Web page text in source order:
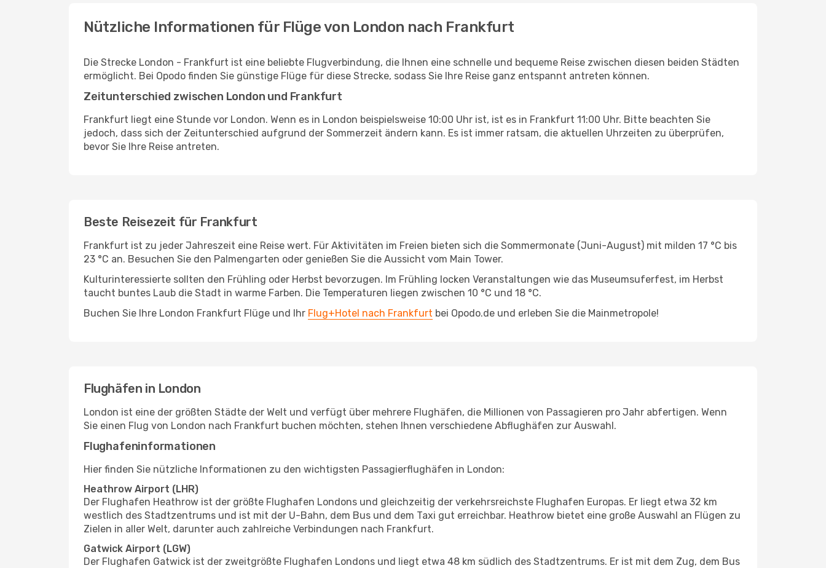
Nützliche Informationen für Flüge von London nach Frankfurt
Die Strecke London - Frankfurt ist eine beliebte Flugverbindung, die Ihnen eine schnelle und bequeme Reise zwischen diesen beiden Städten
ermöglicht. Bei Opodo finden Sie günstige Flüge für diese Strecke, sodass Sie Ihre Reise ganz entspannt antreten können.
Zeitunterschied zwischen London und Frankfurt
Frankfurt liegt eine Stunde vor London. Wenn es in London beispielsweise 10:00 Uhr ist, ist es in Frankfurt 11:00 Uhr. Bitte beachten Sie
jedoch, dass sich der Zeitunterschied aufgrund der Sommerzeit ändern kann. Es ist immer ratsam, die aktuellen Uhrzeiten zu überprüfen,
bevor Sie Ihre Reise antreten.
Beste Reisezeit für Frankfurt
Frankfurt ist zu jeder Jahreszeit eine Reise wert. Für Aktivitäten im Freien bieten sich die Sommermonate (Juni-August) mit milden 17 °C bis
23 °C an. Besuchen Sie den Palmengarten oder genießen Sie die Aussicht vom Main Tower.
Kulturinteressierte sollten den Frühling oder Herbst bevorzugen. Im Frühling locken Veranstaltungen wie das Museumsuferfest, im Herbst
taucht buntes Laub die Stadt in warme Farben. Die Temperaturen liegen zwischen 10 °C und 18 °C.
Buchen Sie Ihre London Frankfurt Flüge und Ihr Flug+Hotel nach Frankfurt bei Opodo.de und erleben Sie die Mainmetropole!
Flughäfen in London
London ist eine der größten Städte der Welt und verfügt über mehrere Flughäfen, die Millionen von Passagieren pro Jahr abfertigen. Wenn
Sie einen Flug von London nach Frankfurt buchen möchten, stehen Ihnen verschiedene Abflughäfen zur Auswahl.
Flughafeninformationen
Hier finden Sie nützliche Informationen zu den wichtigsten Passagierflughäfen in London:
Heathrow Airport (LHR)
Der Flughafen Heathrow ist der größte Flughafen Londons und gleichzeitig der verkehrsreichste Flughafen Europas. Er liegt etwa 32 km
westlich des Stadtzentrums und ist mit der U-Bahn, dem Bus und dem Taxi gut erreichbar. Heathrow bietet eine große Auswahl an Flügen zu
Zielen in aller Welt, darunter auch zahlreiche Verbindungen nach Frankfurt.
Gatwick Airport (LGW)
Der Flughafen Gatwick ist der zweitgrößte Flughafen Londons und liegt etwa 48 km südlich des Stadtzentrums. Er ist mit dem Zug, dem Bus